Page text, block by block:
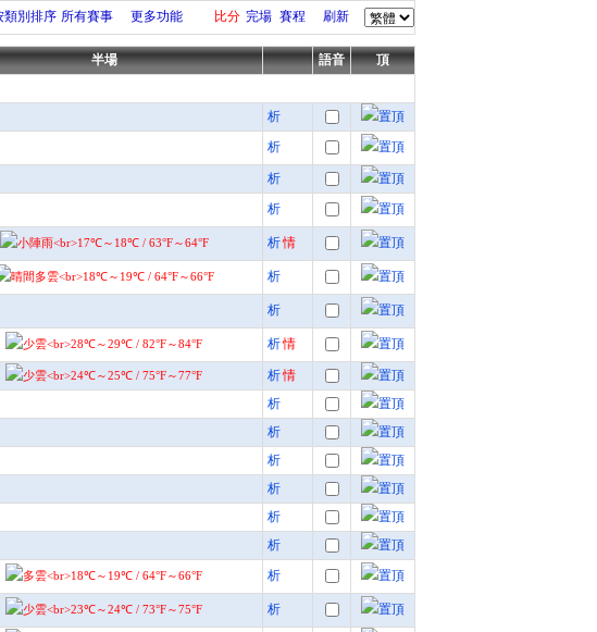
類別排序 所有賽事 更多功能 比分 完場 賽程 刷新
半場 語音
頂
析
析
析
析
析情
析
析
析情
析情
析
析
析
析
析
析
析
析